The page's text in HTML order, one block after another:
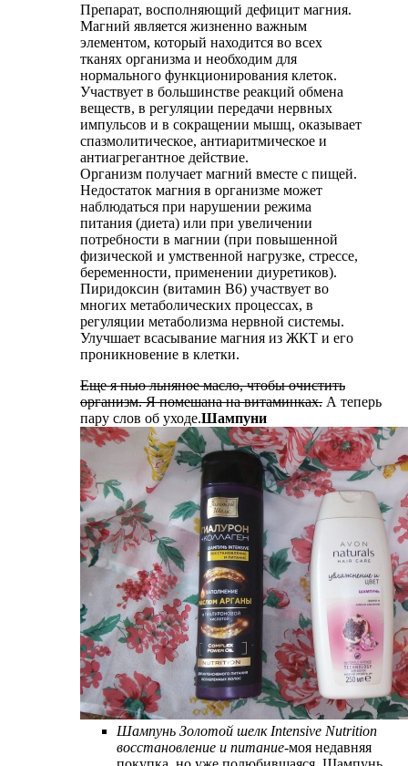
Препарат, восполняющий дефицит магния.
Магний является жизненно важным
элементом, который находится во всех
тканях организма и необходим для
нормального функционирования клеток.
Участвует в большинстве реакций обмена
веществ, в регуляции передачи нервных
импульсов и в сокращении мышц, оказывает
спазмолитическое, антиаритмическое и
антиагрегантное действие.
Организм получает магний вместе с пищей.
Недостаток магния в организме может
наблюдаться при нарушении режима
питания (диета) или при увеличении
потребности в магнии (при повышенной
физической и умственной нагрузке, стрессе,
беременности, применении диуретиков).
Пиридоксин (витамин В6) участвует во
многих метаболических процессах, в
регуляции метаболизма нервной системы.
Улучшает всасывание магния из ЖКТ и его
проникновение в клетки.
Еще я пью льняное масло, чтобы очистить
организм. Я помешана на витаминках. А теперь
пару слов об уходе.Шампуни
Шампунь Золотой шелк Intensive Nutrition
восстановление и питание-моя недавняя